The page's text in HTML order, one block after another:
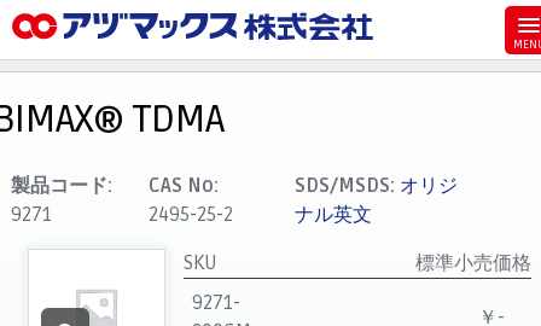
お気に入り
カート
マイアカウント
代理店一覧
TDMA
製品コード:
9271
CAS No:
2495-25-2
SDS/MSDS: オリジ
ナル英文
SKU
標準小売価格
9271-
￥-